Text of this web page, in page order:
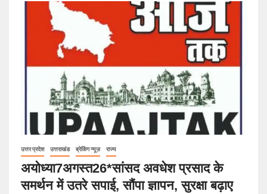
उत्तर प्रदेश उत्तराखंड ब्रेकिंग न्यूज़ राज्य
अयोध्या7अगस्त26*सांसद अवधेश प्रसाद के
समर्थन में उतरे सपाई, सौंपा ज्ञापन, सुरक्षा बढ़ाए